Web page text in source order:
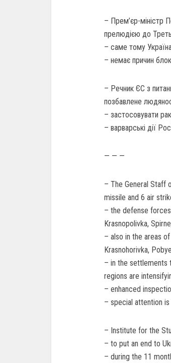
– Прем’єр-міністр
прелюдією до
– саме тому
– немає причин
– Речник ЄС з
позбавлене
– застосовувати
– варварські дії
— — —
– The General Staff
missile and 6 air
– the defense
Krasnopolivka,
– also in the areas
Krasnohorivka,
– in the settlements
regions are
– enhanced
– special attention
– Institute for the
– to put an end to
– during the 11